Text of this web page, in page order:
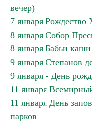
вечер)
7 января Рождество
8 января Собор
8 января Бабьи каши
9 января Степанов
9 января - День
11 января
11 января День
парков